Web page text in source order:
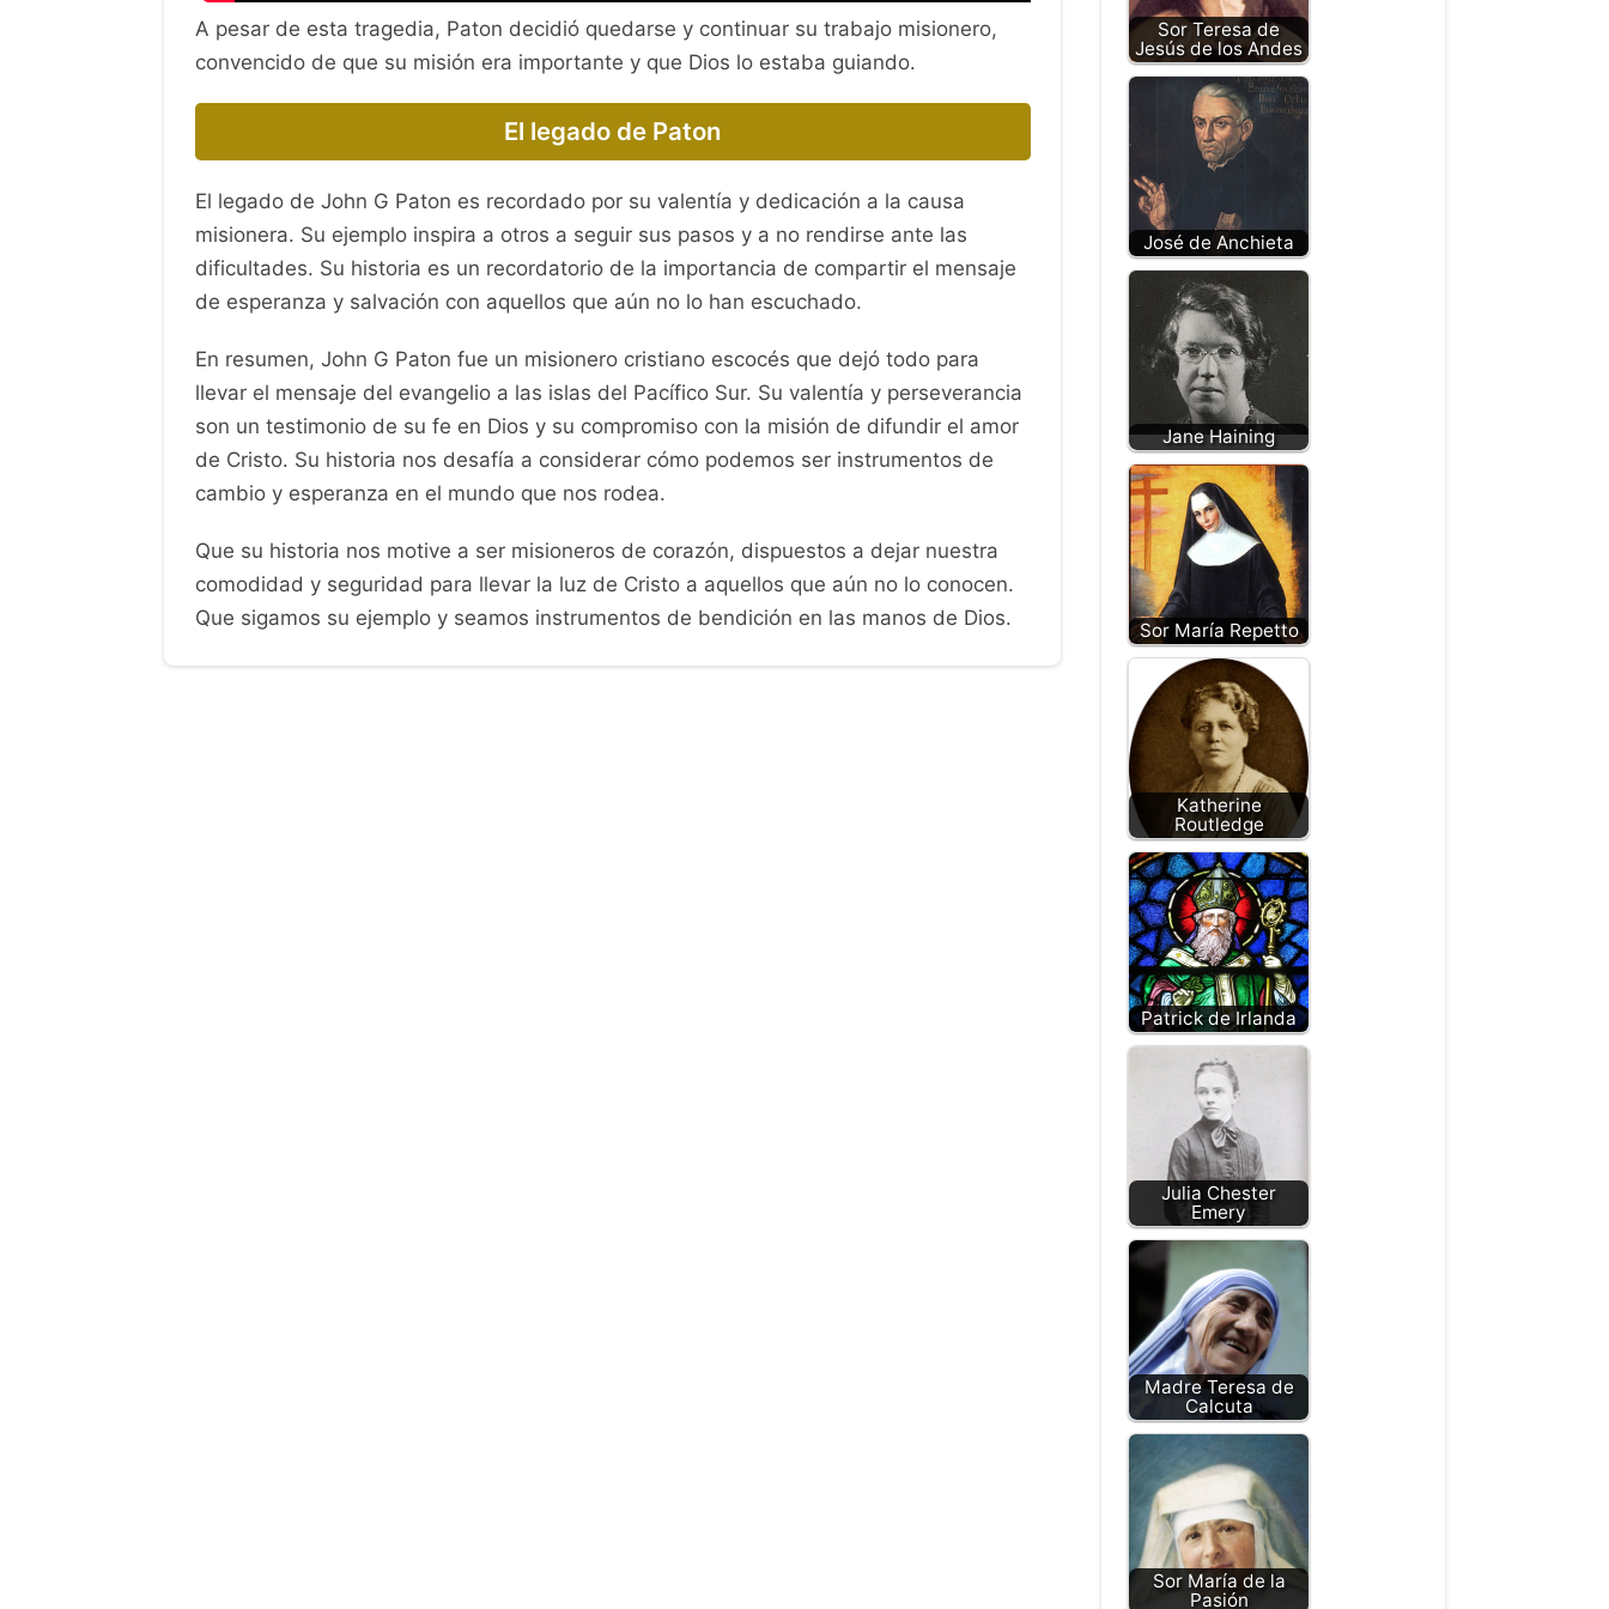
A pesar de esta tragedia, Paton decidió quedarse y continuar su trabajo misionero,
convencido de que su misión era importante y que Dios lo estaba guiando.
El legado de Paton
El legado de John G Paton es recordado por su valentía y dedicación a la causa
misionera. Su ejemplo inspira a otros a seguir sus pasos y a no rendirse ante las
dificultades. Su historia es un recordatorio de la importancia de compartir el mensaje
de esperanza y salvación con aquellos que aún no lo han escuchado.
Elisabeth Greenleaf
Hudson Taylor
Sor Teresa de
Jesús de los Andes
José de Anchieta
Jane Haining
Sor María Repetto
Katherine
Routledge
Patrick de Irlanda
Julia Chester
Emery